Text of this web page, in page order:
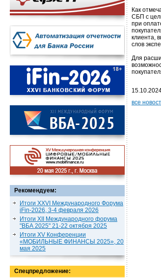
Рекомендуем:
Итоги XXVI Международного Форума
iFin-2026, 3-4 февраля 2026
Итоги XII Международного форума
"ВБА 2025" 21-22 октября 2025
Итоги XV Конференции
«МОБИЛЬНЫЕ ФИНАНСЫ 2025», 20
мая 2025
Спецпредложение:
Как
СБП с
при
клиента,
слов
Для
все